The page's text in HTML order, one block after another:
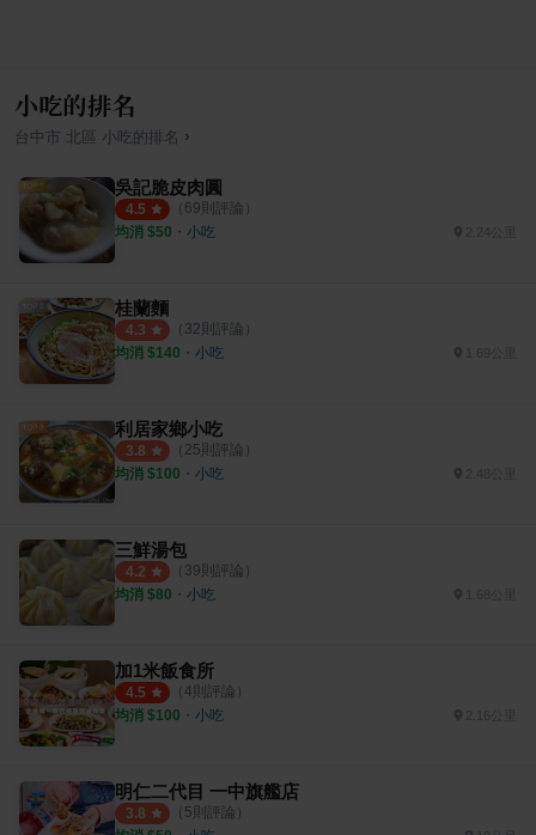
小吃的排名
台中市 北區 小吃 的排名 ›
吳記脆皮肉圓
4.5 （ 69則評論）
均消 $50 ・ 小吃 2.24公里
桂蘭麵
4.3 （ 32則評論）
均消 $140 ・ 小吃
利居家鄉小吃
3.8 （ 25則評論）
均消 $100 ・ 小吃 2.48公里
三鮮湯包
4.2 （ 39則評論）
均消 $80 ・ 小吃
加1米飯食所
4.5 （ 4則評論）
均消 $100 ・ 小吃
明仁二代目 一中旗艦店
3.8 （ 5則評論）